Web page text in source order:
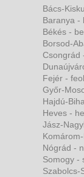
Bács-
Baranya -
Békés -
Borsod-
Csongrád
Fejér -
Győr-
Hajdú-
Heves -
Jász-
Nógrád -
Somogy -
Szabolcs-